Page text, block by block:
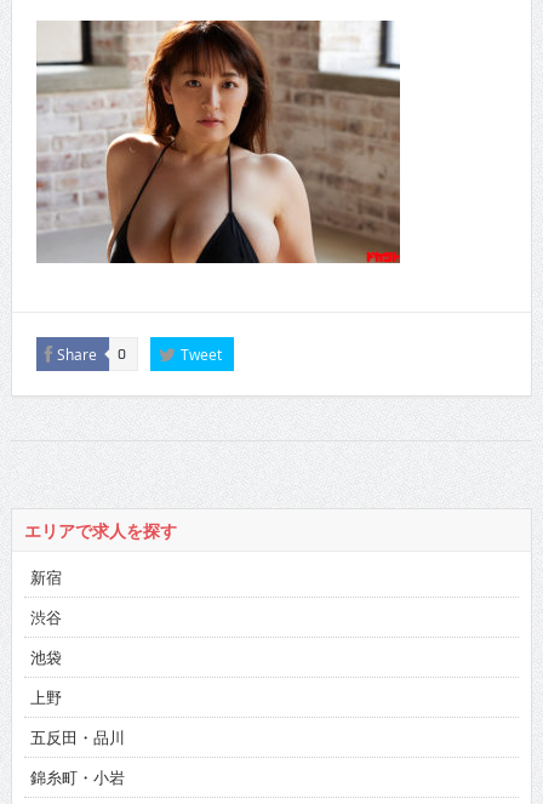
Share 0 Tweet
エリアで求人を探す
新宿
渋谷
池袋
上野
五反田・品川
錦糸町・小岩